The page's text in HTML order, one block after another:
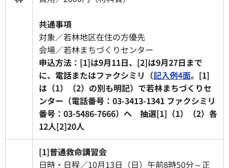
共通事項
対象／若林地区在住の方優先
会場／若林まちづくりセンター
申込方法：[1]は9月11日、[2]は9月27日まで
に、電話またはファクシミリ（記入例4面。[1]
は（1）（2）の別も明記）で若林まちづくりセ
ンター（電話番号：03-3413-1341 ファクシミリ
番号：03-5486-7666）へ 抽選[1]（1）（2）各
12人[2]20人
[1]普通救命講習会
日時・日程／10月13日（日）午前8時50分～正